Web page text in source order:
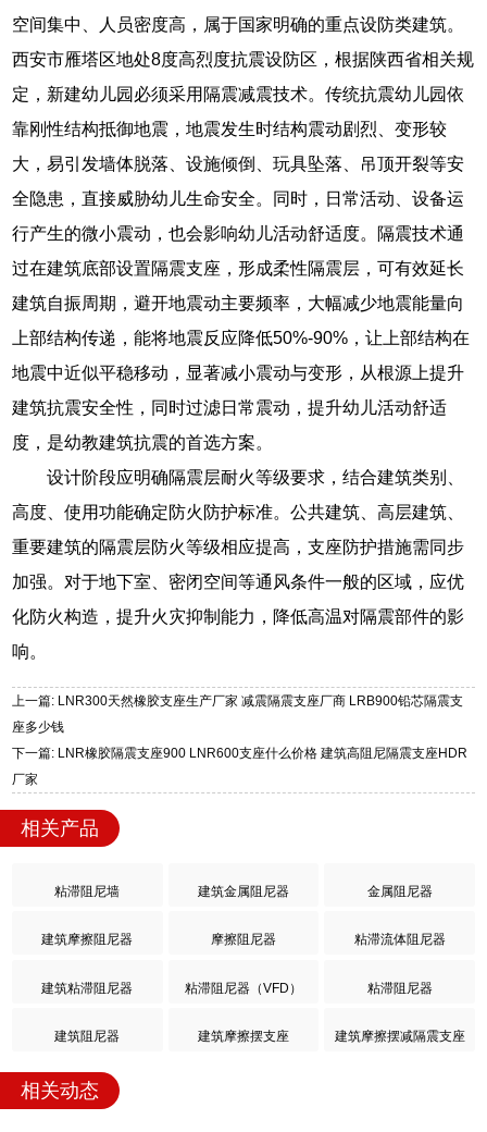
空间集中、人员密度高，属于国家明确的重点设防类建筑。
西安市雁塔区地处8度高烈度抗震设防区，根据陕西省相关规
定，新建幼儿园必须采用隔震减震技术。传统抗震幼儿园依
靠刚性结构抵御地震，地震发生时结构震动剧烈、变形较
大，易引发墙体脱落、设施倾倒、玩具坠落、吊顶开裂等安
全隐患，直接威胁幼儿生命安全。同时，日常活动、设备运
行产生的微小震动，也会影响幼儿活动舒适度。隔震技术通
过在建筑底部设置隔震支座，形成柔性隔震层，可有效延长
建筑自振周期，避开地震动主要频率，大幅减少地震能量向
上部结构传递，能将地震反应降低50%-90%，让上部结构在
地震中近似平稳移动，显著减小震动与变形，从根源上提升
建筑抗震安全性，同时过滤日常震动，提升幼儿活动舒适
度，是幼教建筑抗震的首选方案。
设计阶段应明确隔震层耐火等级要求，结合建筑类别、
高度、使用功能确定防火防护标准。公共建筑、高层建筑、
重要建筑的隔震层防火等级相应提高，支座防护措施需同步
加强。对于地下室、密闭空间等通风条件一般的区域，应优
化防火构造，提升火灾抑制能力，降低高温对隔震部件的影
响。
上一篇: LNR300天然橡胶支座生产厂家 减震隔震支座厂商 LRB900铅芯隔震支
座多少钱
下一篇: LNR橡胶隔震支座900 LNR600支座什么价格 建筑高阻尼隔震支座HDR
厂家
相关产品
粘滞阻尼墙 建筑金属阻尼器 金属阻尼器
建筑摩擦阻尼器 摩擦阻尼器 粘滞流体阻尼器
建筑粘滞阻尼器 粘滞阻尼器（VFD） 粘滞阻尼器
建筑阻尼器 建筑摩擦摆支座 建筑摩擦摆减隔震支座
相关动态